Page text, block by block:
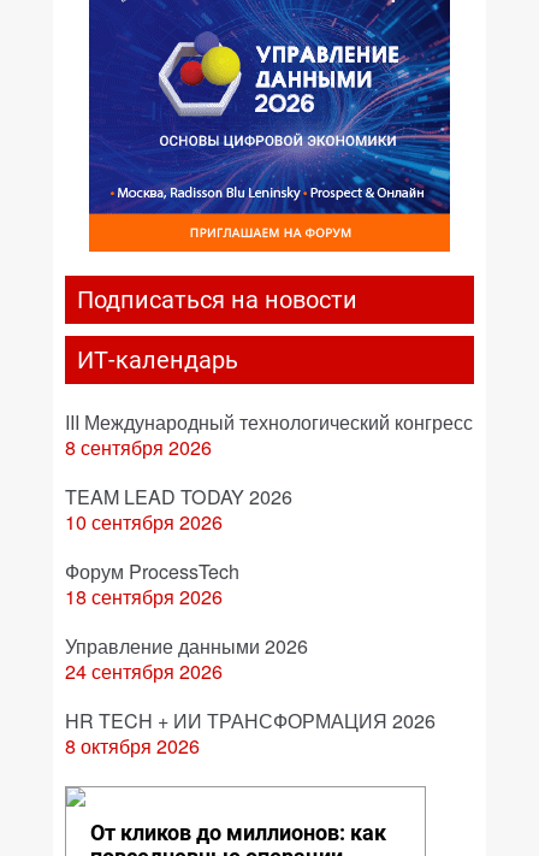
Подписаться на новости
ИТ-календарь
III Международный технологический конгресс
8 сентября 2026
TEAM LEAD TODAY 2026
10 сентября 2026
Форум ProcessTech
18 сентября 2026
Управление данными 2026
24 сентября 2026
HR TECH + ИИ ТРАНСФОРМАЦИЯ 2026
8 октября 2026
От кликов до миллионов: как